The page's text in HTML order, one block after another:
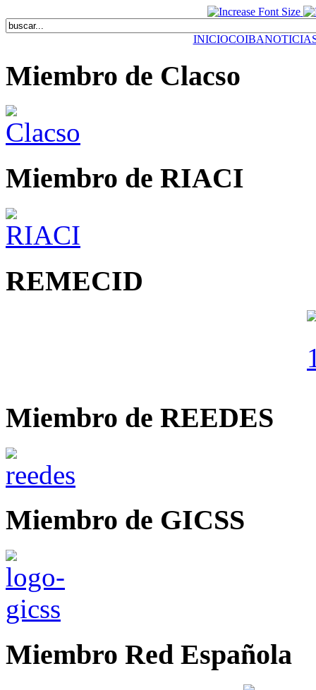
INICIOCOIBA
Miembro de Clacso
Miembro de RIACI
REMECID
Miembro de REEDES
Miembro de GICSS
Miembro Red Española